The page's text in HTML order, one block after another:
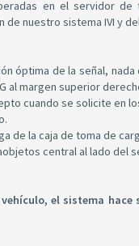
en el servidor de
nuestro sistema IVI y
óptima de la señal,
al margen superior
cuando se solicite en
de la caja de toma de
central al lado del
el sistema hace